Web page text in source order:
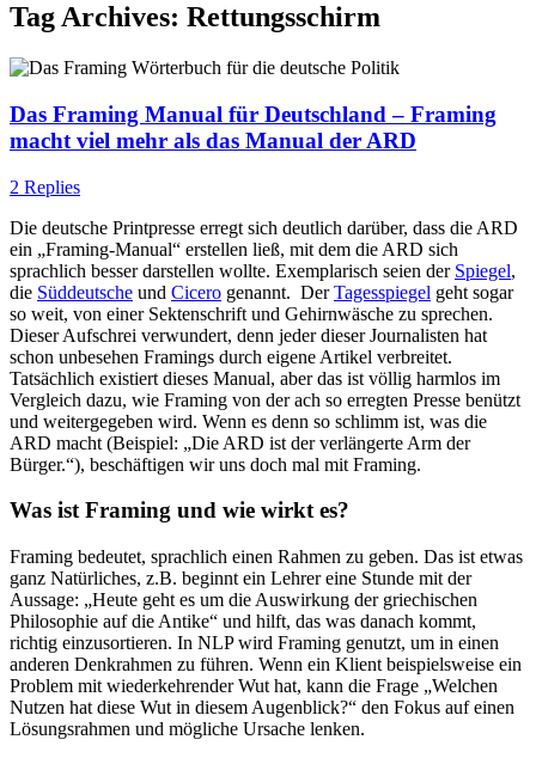
Tag Archives: Rettungsschirm
Das Framing Manual für Deutschland – Framing
macht viel mehr als das Manual der ARD
2 Replies
Die deutsche Printpresse erregt sich deutlich darüber, dass die ARD
ein „Framing-Manual“ erstellen ließ, mit dem die ARD sich
sprachlich besser darstellen wollte. Exemplarisch seien der Spiegel,
die Süddeutsche und Cicero genannt. DerTagesspiegel geht sogar
so weit, von einer Sektenschrift und Gehirnwäsche zu sprechen.
Dieser Aufschrei verwundert, denn jeder dieser Journalisten hat
schon unbesehen Framings durch eigene Artikel verbreitet.
Tatsächlich existiert dieses Manual, aber das ist völlig harmlos im
Vergleich dazu, wie Framing von der ach so erregten Presse benützt
und weitergegeben wird. Wenn es denn so schlimm ist, was die
ARD macht (Beispiel: „Die ARD ist der verlängerte Arm der
Bürger.“), beschäftigen wir uns doch mal mit Framing.
Was ist Framing und wie wirkt es?
Framing bedeutet, sprachlich einen Rahmen zu geben. Das ist etwas
ganz Natürliches, z.B. beginnt ein Lehrer eine Stunde mit der
Aussage: „Heute geht es um die Auswirkung der griechischen
Philosophie auf die Antike“ und hilft, das was danach kommt,
richtig einzusortieren. In NLP wird Framing genutzt, um in einen
anderen Denkrahmen zu führen. Wenn ein Klient beispielsweise ein
Problem mit wiederkehrender Wut hat, kann die Frage „Welchen
Nutzen hat diese Wut in diesem Augenblick?“ den Fokus auf einen
Lösungsrahmen und mögliche Ursache lenken.